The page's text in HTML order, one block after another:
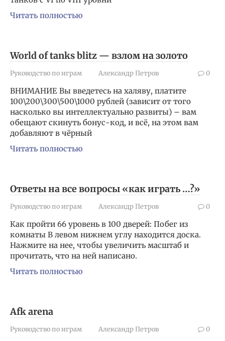
Читать полностью
World of tanks blitz — взлом на золото
Руководство по играм Александр Петров 0
ВНИМАНИЕ Вы введетесь на халяву, платите
100\200\300\500\1000 рублей (зависит от того
насколько вы интеллектуально развиты) – вам
обещают скинуть бонус-код, и всё, на этом вам
добавляют в чёрный
Читать полностью
Ответы на все вопросы «как играть …?»
Руководство по играм Александр Петров 0
Как пройти 66 уровень в 100 дверей: Побег из
комнаты В левом нижнем углу находится доска.
Нажмите на нее, чтобы увеличить масштаб и
прочитать, что на ней написано.
Читать полностью
Afk arena
Руководство по играм Александр Петров 0